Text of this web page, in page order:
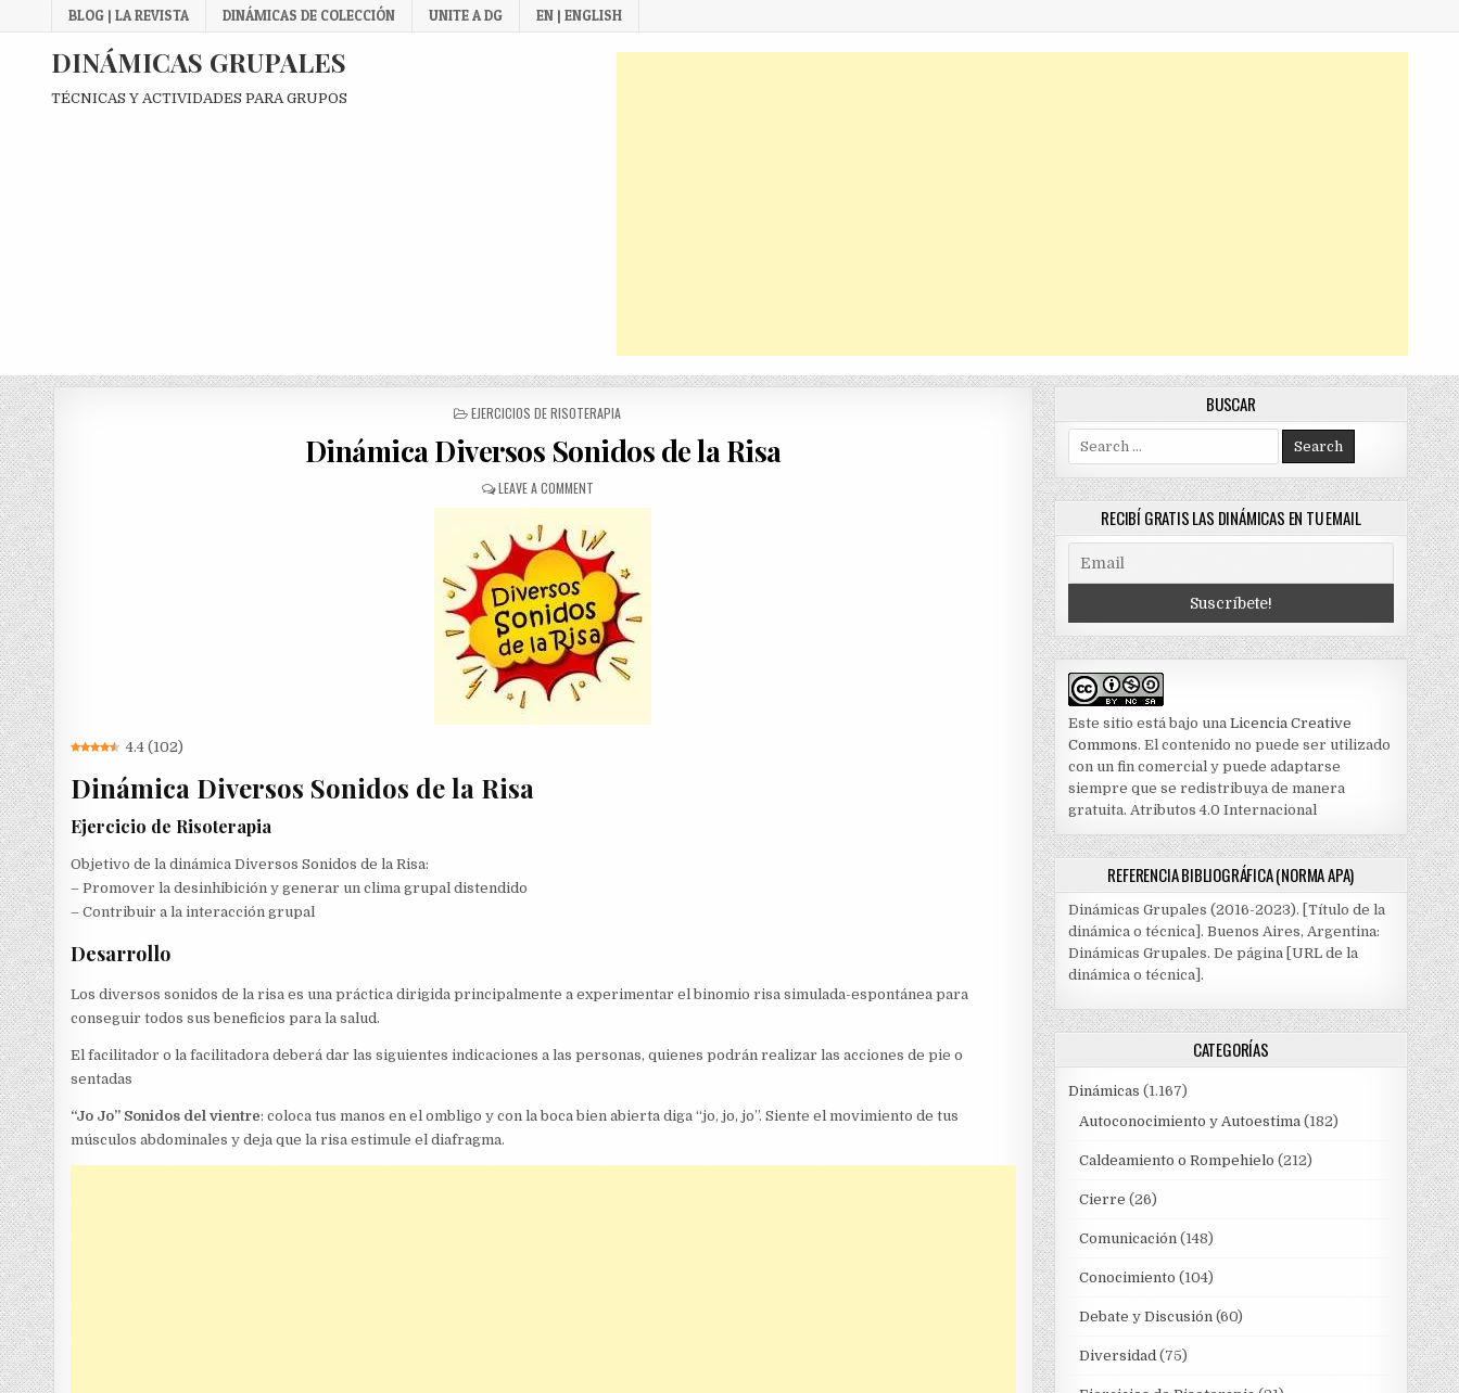
to
BLOG | LA REVISTA DINÁMICAS DE COLECCIÓN UNITE A DG EN | ENGLISH
DINÁMICAS GRUPALES
TÉCNICAS Y ACTIVIDADES PARA GRUPOS
POSTED
EJERCICIOS DE RISOTERAPIA
Dinámica Diversos Sonidos de la Risa
LEAVE A COMMENTON
DINÁMICA
DIVERSOS
SONIDOS
DE
LA
RISA
4.4 (102)
Dinámica Diversos Sonidos de la Risa
Ejercicio de Risoterapia
Objetivo de la dinámica Diversos Sonidos de la Risa:
– Promover la desinhibición y generar un clima grupal distendido
– Contribuir a la interacción grupal
Desarrollo
Los diversos sonidos de la risa es una práctica dirigida principalmente a experimentar el binomio risa simulada-espontánea para
conseguir todos sus beneficios para la salud.
El facilitador o la facilitadora deberá dar las siguientes indicaciones a las personas, quienes podrán realizar las acciones de pie o
sentadas
“Jo Jo” Sonidos del vientre: coloca tus manos en el ombligo y con la boca bien abierta diga “jo, jo, jo”. Siente el movimiento de tus
músculos abdominales y deja que la risa estimule el diafragma.
BUSCAR
Search
for:
RECIBÍ GRATIS LAS DINÁMICAS EN TU EMAIL
Este sitio está bajo una Licencia Creative
Commons. El contenido no puede ser utilizado
con un fin comercial y puede adaptarse
siempre que se redistribuya de manera
gratuita. Atributos 4.0 Internacional
REFERENCIA BIBLIOGRÁFICA (NORMA APA)
Dinámicas Grupales (2016-2023). [Título de la
dinámica o técnica]. Buenos Aires, Argentina:
Dinámicas Grupales. De página [URL de la
dinámica o técnica].
CATEGORÍAS
Dinámicas (1.167)
Autoconocimiento y Autoestima(182)
Caldeamiento o Rompehielo (212)
Cierre (26)
Comunicación(148)
Conocimiento (104)
Debate y Discusión(60)
Diversidad(75)